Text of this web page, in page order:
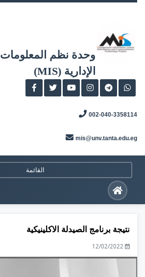
وحدة نظم المعلومات
الإدارية (MIS)
002-040-3358114
mis@unv.tanta.edu.eg
القائمة
نتيجة برنامج الصيدلة الاكلينيكية
12/02/2022